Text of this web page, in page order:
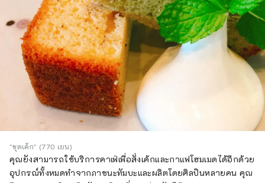
"ชุดเค้ก" (770 เยน)
คุณยังสามารถใช้บริการคาเฟ่เพื่อสั่งเค้กและกาแฟโฮมเมดได้อีกด้วย
อุปกรณ์ทั้งหมดทำจากภาชนะทัมบะและผลิตโดยศิลปินหลายคน คุณ